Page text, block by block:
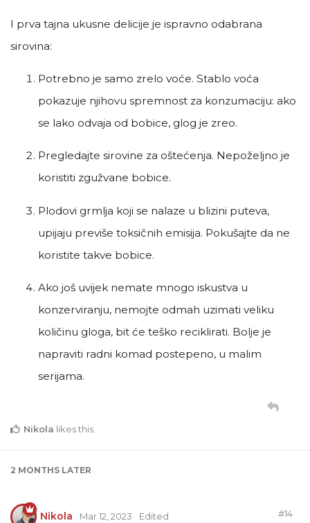
I prva tajna ukusne delicije je ispravno odabrana
sirovina:
Potrebno je samo zrelo voće. Stablo voća
pokazuje njihovu spremnost za konzumaciju: ako
se lako odvaja od bobice, glog je zreo.
Pregledajte sirovine za oštećenja. Nepoželjno je
koristiti zgužvane bobice.
Plodovi grmlja koji se nalaze u blizini puteva,
upijaju previše toksičnih emisija. Pokušajte da ne
koristite takve bobice.
Ako još uvijek nemate mnogo iskustva u
konzerviranju, nemojte odmah uzimati veliku
količinu gloga, bit će teško reciklirati. Bolje je
napraviti radni komad postepeno, u malim
serijama.
Nikola likes this
2 MONTHS LATER
Nikola Mar 12, 2023 Edited #14